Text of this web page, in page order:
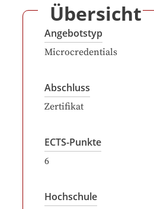
Übersicht
Angebotstyp
Microcredentials
Abschluss
Zertifikat
ECTS-Punkte
6
Hochschule